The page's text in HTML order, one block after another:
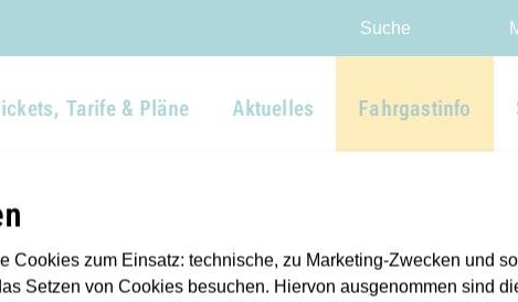
Suche
Tarife & Pläne Aktuelles Fahrgastinfo
Cookies zum Einsatz: technische, zu Marketing-Zwecken und
Setzen von Cookies besuchen. Hiervon ausgenommen sind